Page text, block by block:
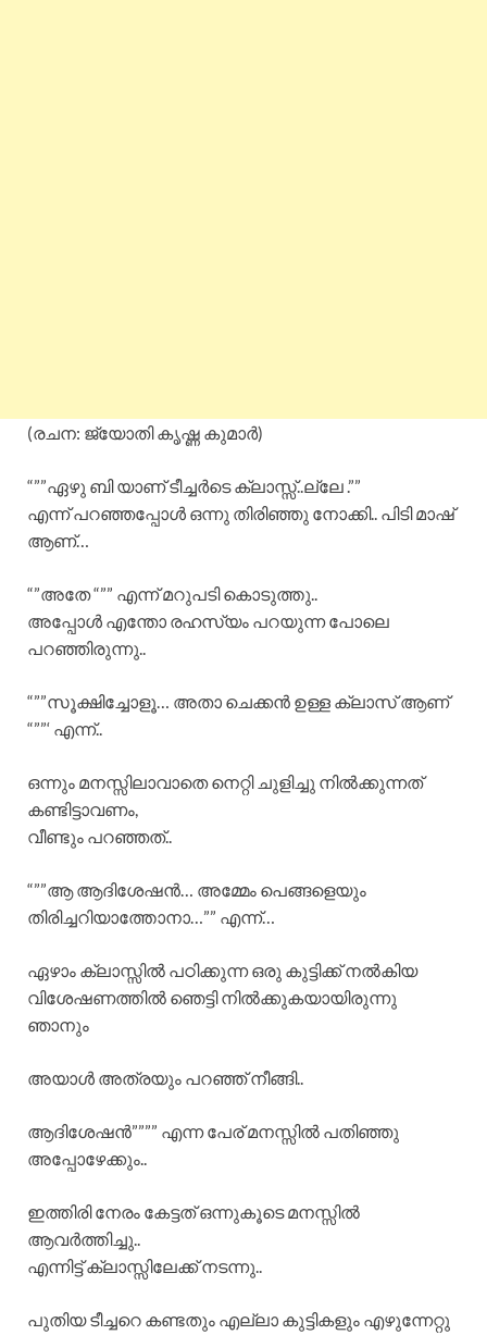
(രചന: ജ്യോതി കൃഷ്ണ കുമാർ)
“””ഏഴു ബി യാണ് ടീച്ചർടെ ക്ലാസ്സ്‌..ല്ലേ .””
എന്ന് പറഞ്ഞപ്പോൾ ഒന്നു തിരിഞ്ഞു നോക്കി.. പിടി മാഷ്
ആണ്…
“”അതേ “”” എന്ന് മറുപടി കൊടുത്തു..
അപ്പോൾ എന്തോ രഹസ്യം പറയുന്ന പോലെ
പറഞ്ഞിരുന്നു..
“””സൂക്ഷിച്ചോളൂ… അതാ ചെക്കൻ ഉള്ള ക്ലാസ് ആണ്
“””‘ എന്ന്..
ഒന്നും മനസ്സിലാവാതെ നെറ്റി ചുളിച്ചു നിൽക്കുന്നത്
കണ്ടിട്ടാവണം,
വീണ്ടും പറഞ്ഞത്..
“””ആ ആദിശേഷൻ… അമ്മേം പെങ്ങളെയും
തിരിച്ചറിയാത്തോനാ…”” എന്ന്…
ഏഴാം ക്ലാസ്സിൽ പഠിക്കുന്ന ഒരു കുട്ടിക്ക് നൽകിയ
വിശേഷണത്തിൽ ഞെട്ടി നിൽക്കുകയായിരുന്നു
ഞാനും
അയാൾ അത്രയും പറഞ്ഞ് നീങ്ങി..
ആദിശേഷൻ”””” എന്ന പേര് മനസ്സിൽ പതിഞ്ഞു
അപ്പോഴേക്കും..
ഇത്തിരി നേരം കേട്ടത് ഒന്നുകൂടെ മനസ്സിൽ
ആവർത്തിച്ചു..
എന്നിട്ട് ക്ലാസ്സിലേക്ക് നടന്നു..
പുതിയ ടീച്ചറെ കണ്ടതും എല്ലാ കുട്ടികളും എഴുന്നേറ്റു